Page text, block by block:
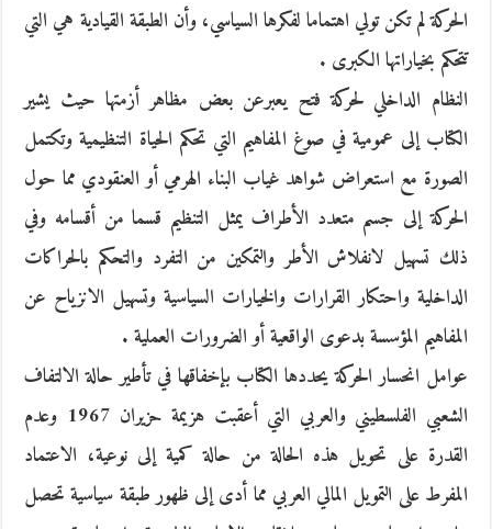
الحركة لم تكن تولي اهتماما لفكرها السياسي، وأن الطبقة القيادية هي التي
تتحكم بخياراتها الكبرى .
النظام الداخلي لحركة فتح يعبرعن بعض مظاهر أزمتها حيث يشير
الكتاب إلى عمومية في صوغ المفاهيم التي تحكم الحياة التنظيمية وتكتمل
الصورة مع استعراض شواهد غياب البناء الهرمي أو العنقودي مما حول
الحركة إلى جسم متعدد الأطراف يمثل التنظيم قسما من أقسامه وفي
ذلك تسهيل لانفلاش الأطر والتمكين من التفرد والتحكم بالحراكات
الداخلية واحتكار القرارات والخيارات السياسية وتسهيل الانزياح عن
المفاهيم المؤسسة بدعوى الواقعية أو الضرورات العملية .
عوامل انحسار الحركة يحددها الكتاب بإخفاقها في تأطير حالة الالتفاف
الشعبي الفلسطيني والعربي التي أعقبت هزيمة حزيران 1967 وعدم
القدرة على تحويل هذه الحالة من حالة كمية إلى نوعية، الاعتماد
المفرط على التمويل المالي العربي مما أدى إلى ظهور طبقة سياسية تحصل